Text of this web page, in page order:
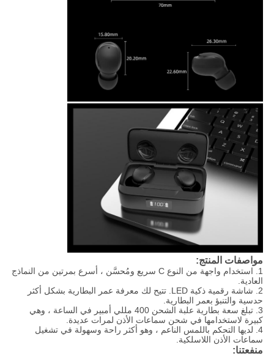
مواصفات المنتج:
1. استخدام واجهة من النوع C سريع ومُحسَّن ، أسرع بمرتين من النماذج
العادية.
2. شاشة رقمية ذكية LED. تتيح لك معرفة عمر البطارية بشكل أكثر
حدسية والتنبؤ بعمر البطارية.
3. تبلغ سعة بطارية علبة الشحن 400 مللي أمبير في الساعة ، وهي
كبيرة لاستخدامها في شحن سماعات الأذن لمرات عديدة.
4. لديها التحكم باللمس الناعم ، وهو أكثر راحة وسهولة في تشغيل
سماعات الأذن اللاسلكية.
منفعتنا: